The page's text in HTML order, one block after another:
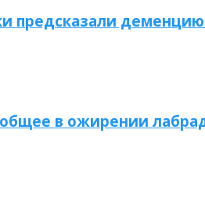
предсказали
общее в ожирении